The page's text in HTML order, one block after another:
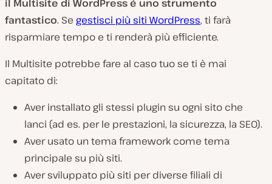
il Multisite di WordPress è uno strumento
fantastico. Se gestisci più siti WordPress, ti farà
risparmiare tempo e ti renderà più efficiente.
Il Multisite potrebbe fare al caso tuo se ti è mai
capitato di:
Aver installato gli stessi plugin su ogni sito che
lanci (ad es. per le prestazioni, la sicurezza, la SEO).
Aver usato un tema framework come tema
principale su più siti.
Aver sviluppato più siti per diverse filiali di